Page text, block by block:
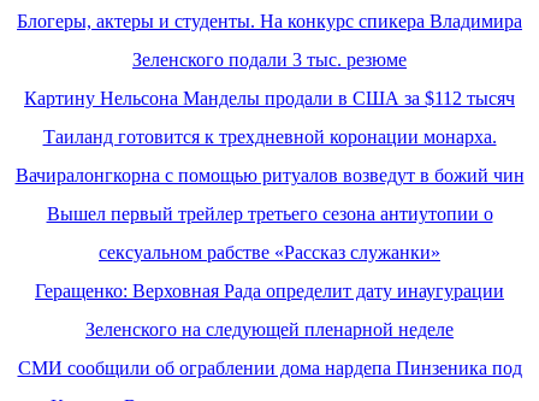
Блогеры, актеры и студенты. На конкурс спикера Владимира
Зеленского подали 3 тыс. резюме
Картину Нельсона Манделы продали в США за $112 тысяч
Таиланд готовится к трехдневной коронации монарха.
Вачиралонгкорна с помощью ритуалов возведут в божий чин
Вышел первый трейлер третьего сезона антиутопии о
сексуальном рабстве «Рассказ служанки»
Геращенко: Верховная Рада определит дату инаугурации
Зеленского на следующей пленарной неделе
СМИ сообщили об ограблении дома нардепа Пинзеника под